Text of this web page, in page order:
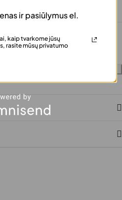
ir pasiūlymus el.
kaip tvarkome jūsų
rasite mūsų privatumo